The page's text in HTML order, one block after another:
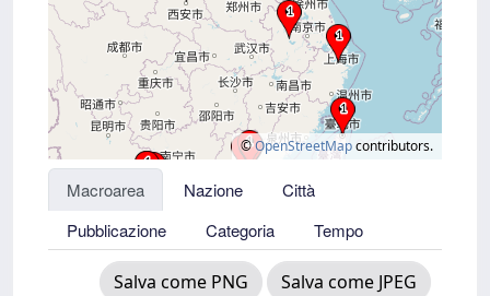
©OpenStreetMapcontributors.
Macroarea Nazione
Città
Pubblicazione
Categoria Tempo
Salva come PNG Salva come JPEG